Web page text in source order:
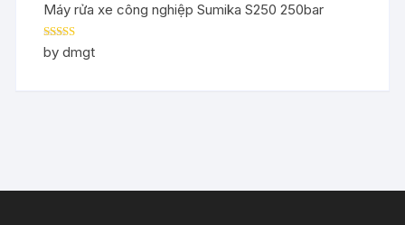
Máy rửa xe công nghiệp Sumika S250 250bar
Rated5out
of 5
by dmgt